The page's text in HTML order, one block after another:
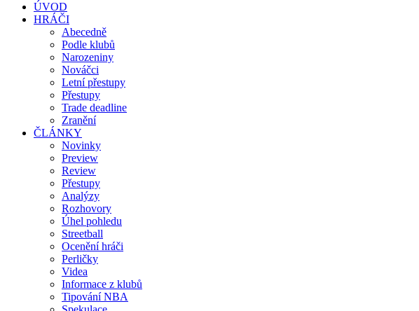
ÚVOD
HRÁČI
Abecedně
Podle klubů
Narozeniny
Nováčci
Letní přestupy
Přestupy
Trade deadline
Zranění
ČLÁNKY
Novinky
Preview
Review
Přestupy
Analýzy
Rozhovory
Úhel pohledu
Streetball
Ocenění hráči
Perličky
Videa
Informace z klubů
Tipování NBA